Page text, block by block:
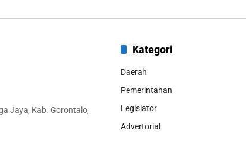
Jaya, Kab. Gorontalo,
Kategori
Daerah
Pemerintahan
Legislator
Advertorial